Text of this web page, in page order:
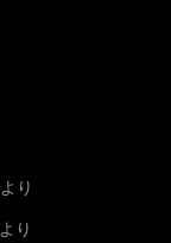
より
より